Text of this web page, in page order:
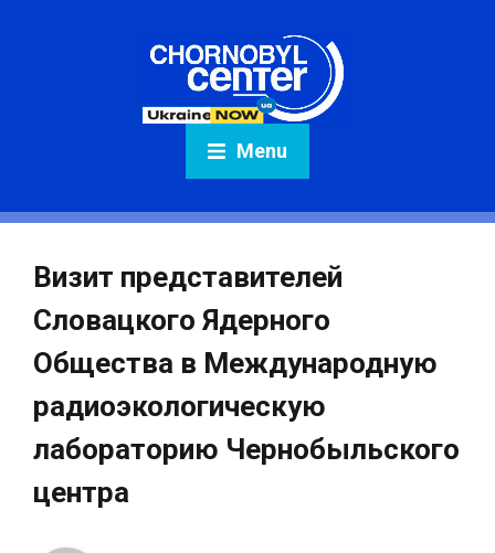
Menu
Визит представителей
Словацкого Ядерного
Общества в Международную
радиоэкологическую
лабораторию Чернобыльского
центра